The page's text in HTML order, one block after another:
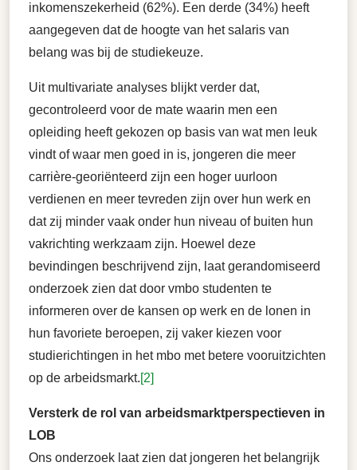
inkomenszekerheid (62%). Een derde (34%) heeft
aangegeven dat de hoogte van het salaris van
belang was bij de studiekeuze.
Uit multivariate analyses blijkt verder dat,
gecontroleerd voor de mate waarin men een
opleiding heeft gekozen op basis van wat men leuk
vindt of waar men goed in is, jongeren die meer
carrière-georiënteerd zijn een hoger uurloon
verdienen en meer tevreden zijn over hun werk en
dat zij minder vaak onder hun niveau of buiten hun
vakrichting werkzaam zijn. Hoewel deze
bevindingen beschrijvend zijn, laat gerandomiseerd
onderzoek zien dat door vmbo studenten te
informeren over de kansen op werk en de lonen in
hun favoriete beroepen, zij vaker kiezen voor
studierichtingen in het mbo met betere vooruitzichten
op de arbeidsmarkt.[2]
Versterk de rol van arbeidsmarktperspectieven in
LOB
Ons onderzoek laat zien dat jongeren het belangrijk